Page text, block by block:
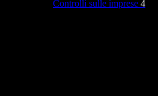
Controlli sulle imprese 4